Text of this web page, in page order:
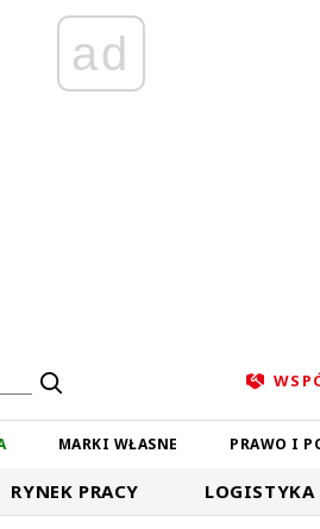
ad
MARKI WŁASNE PRAWO I
RYNEK PRACY LOGISTYKA